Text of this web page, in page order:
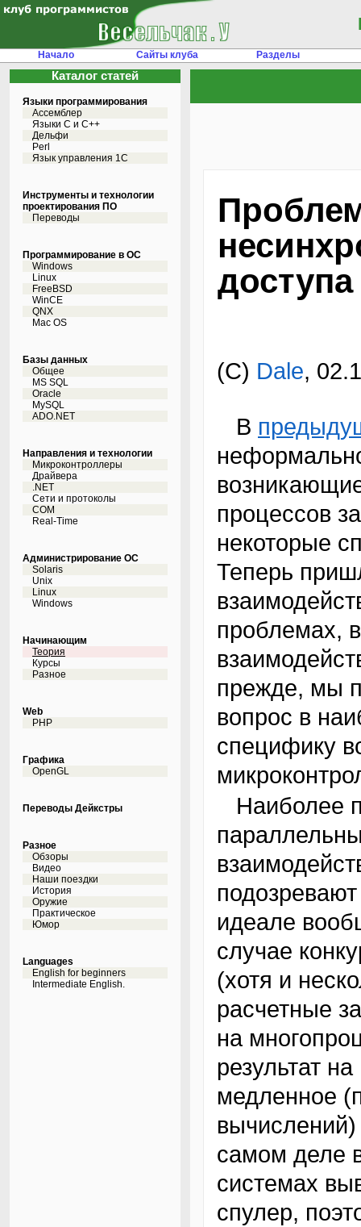
Начало Сайты клуба Разделы
Каталог статей
Языки программирования
Ассемблер
Языки С и C++
Дельфи
Perl
Язык управления 1С
Инструменты и технологии
проектирования ПО
Переводы
Программирование в ОС
Windows
Linux
FreeBSD
WinCE
QNX
Mac OS
Базы данных
Общее
MS SQL
Oracle
MySQL
ADO.NET
Направления и технологии
Микроконтроллеры
Драйвера
.NET
Сети и протоколы
COM
Real-Time
Администрирование ОС
Solaris
Unix
Linux
Windows
Начинающим
Теория
Курсы
Разное
Web
PHP
Графика
OpenGL
Переводы Дейкстры
Разное
Обзоры
Видео
Наши поездки
История
Оружие
Практическое
Юмор
Languages
English for beginners
Intermediate English.
(C) Dale,
процессов
некоторые
Теперь
проблемах,
прежде, мы
вопрос в
специфику
Наиболее простая ситуация возникает, когда
идеале
случае
(хотя и
расчетные
на
результат
медленное
самом деле
системах
спулер,